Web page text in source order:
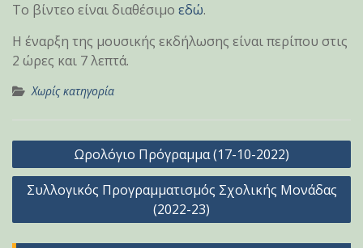
Το βίντεο είναι διαθέσιμο εδώ.
Η έναρξη της μουσικής εκδήλωσης είναι περίπου στις
2 ώρες και 7 λεπτά.
Χωρίς κατηγορία
Πλοήγηση
άρθρων
Ωρολόγιο Πρόγραμμα (17-10-2022)
Συλλογικός Προγραμματισμός Σχολικής Μονάδας
(2022-23)